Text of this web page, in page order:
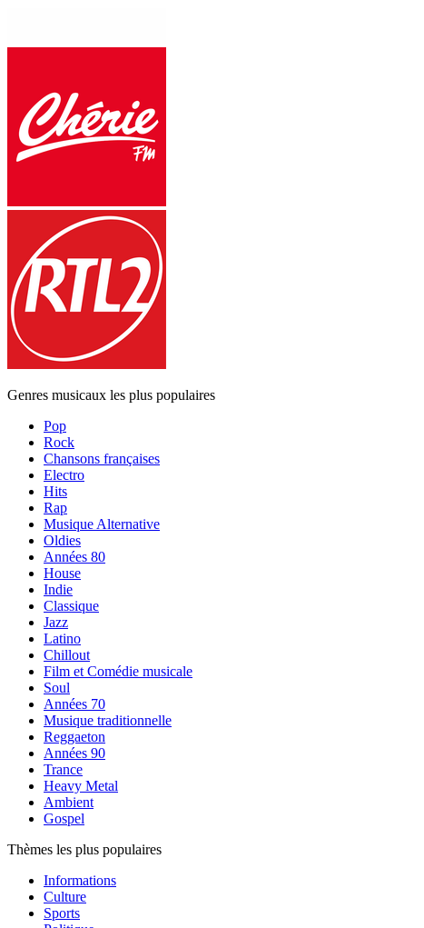
Genres musicaux les plus populaires
Pop
Rock
Chansons françaises
Electro
Hits
Rap
Musique Alternative
Oldies
Années 80
House
Indie
Classique
Jazz
Latino
Chillout
Film et Comédie musicale
Soul
Années 70
Musique traditionnelle
Reggaeton
Années 90
Trance
Heavy Metal
Ambient
Gospel
Thèmes les plus populaires
Informations
Culture
Sports